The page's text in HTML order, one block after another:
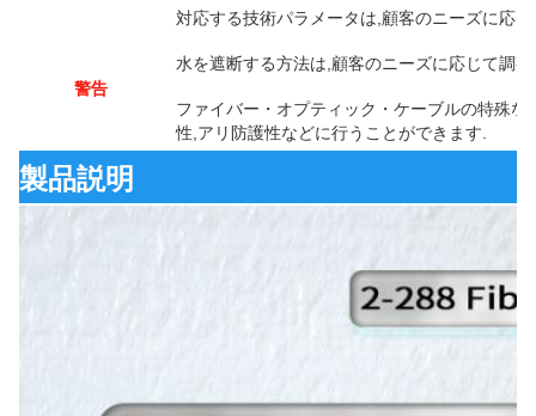
警告
対応する技術パラメータは,顧客のニーズに応
水を遮断する方法は,顧客のニーズに応じて調
ファイバー・オプティック・ケーブルの特殊
性,アリ防護性などに行うことができます.
製品説明